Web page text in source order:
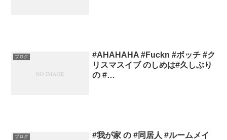
ブログ
#AHAHAHA #Fuckn #ボッチ #ク
リスマスイブ のしめは#久しぶり
の #…
ブログ
#我が家 の #同居人 #ルームメイ